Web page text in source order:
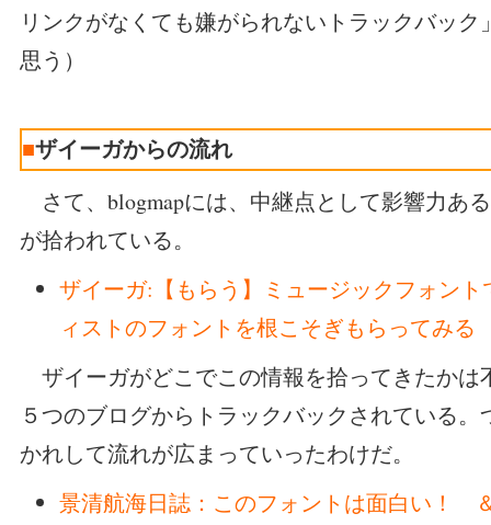
リンクがなくても嫌がられないトラックバッ
思う）
■ザイーガからの流れ
さて、blogmapには、中継点として影響力あ
が拾われている。
ザイーガ:【もらう】ミュージックフォン
ィストのフォントを根こそぎもらってみる
ザイーガがどこでこの情報を拾ってきたかは
５つのブログからトラックバックされている
かれして流れが広まっていったわけだ。
景清航海日誌：このフォントは面白い！